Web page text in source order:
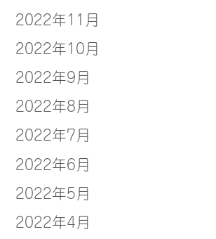
2022年11月
2022年10月
2022年9月
2022年8月
2022年7月
2022年6月
2022年5月
2022年4月